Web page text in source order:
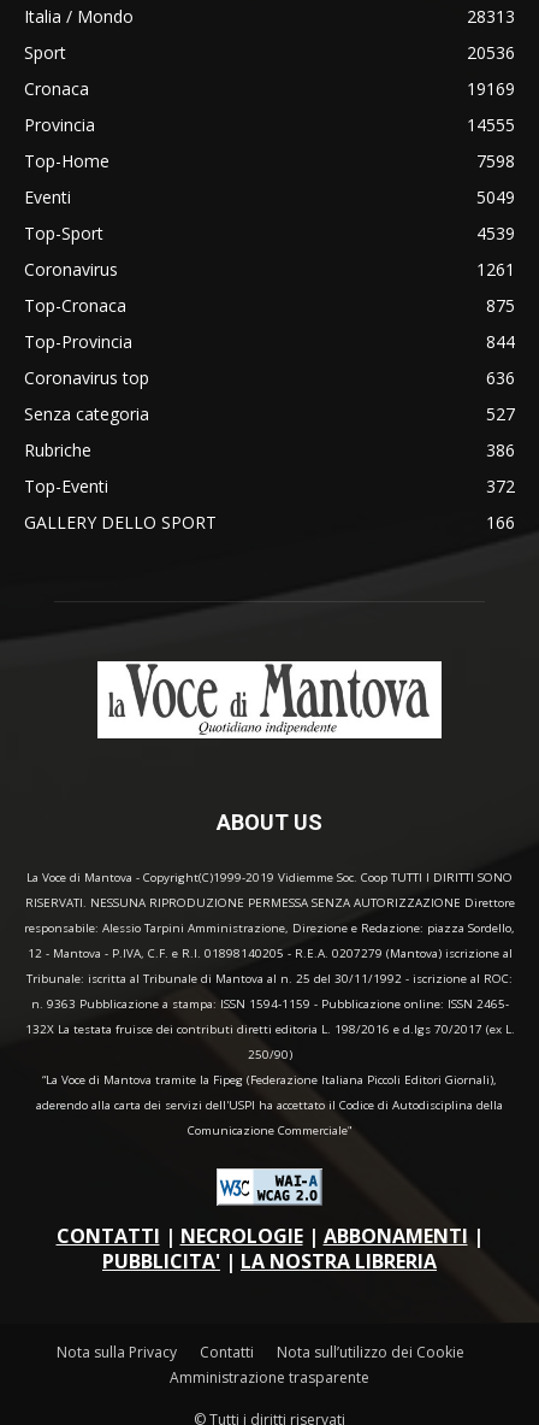
Italia / Mondo
28313
Sport
20536
Cronaca
19169
Provincia
14555
Top-Home
7598
Eventi
5049
Top-Sport
4539
Coronavirus
1261
Top-Cronaca
875
Top-Provincia
844
Coronavirus top
636
Senza categoria
527
Rubriche
386
Top-Eventi
372
GALLERY DELLO SPORT
166
ABOUT US
La Voce di Mantova - Copyright(C)1999-2019 Vidiemme Soc. Coop TUTTI I DIRITTI SONO
RISERVATI. NESSUNA RIPRODUZIONE PERMESSA SENZA AUTORIZZAZIONE Direttore
responsabile: Alessio Tarpini Amministrazione, Direzione e Redazione: piazza Sordello,
12 - Mantova - P.IVA, C.F. e R.I. 01898140205 - R.E.A. 0207279 (Mantova) iscrizione al
Tribunale: iscritta al Tribunale di Mantova al n. 25 del 30/11/1992 - iscrizione al ROC:
n. 9363 Pubblicazione a stampa: ISSN 1594-1159 - Pubblicazione online: ISSN 2465-
132X La testata fruisce dei contributi diretti editoria L. 198/2016 e d.lgs 70/2017 (ex L.
250/90)
“La Voce di Mantova tramite la Fipeg (Federazione Italiana Piccoli Editori Giornali),
aderendo alla carta dei servizi dell'USPI ha accettato il Codice di Autodisciplina della
Comunicazione Commerciale"
CONTATTI | NECROLOGIE| ABBONAMENTI |
PUBBLICITA' | LA NOSTRA LIBRERIA
Nota sulla Privacy Contatti
Nota sull’utilizzo dei Cookie
Amministrazione trasparente
© Tutti i diritti riservati